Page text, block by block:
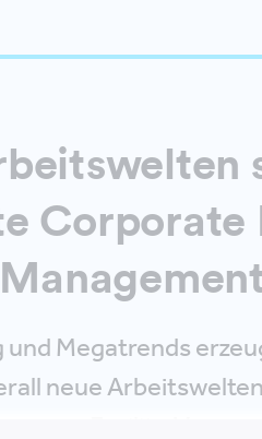
Corporate
und Megatrends
neue